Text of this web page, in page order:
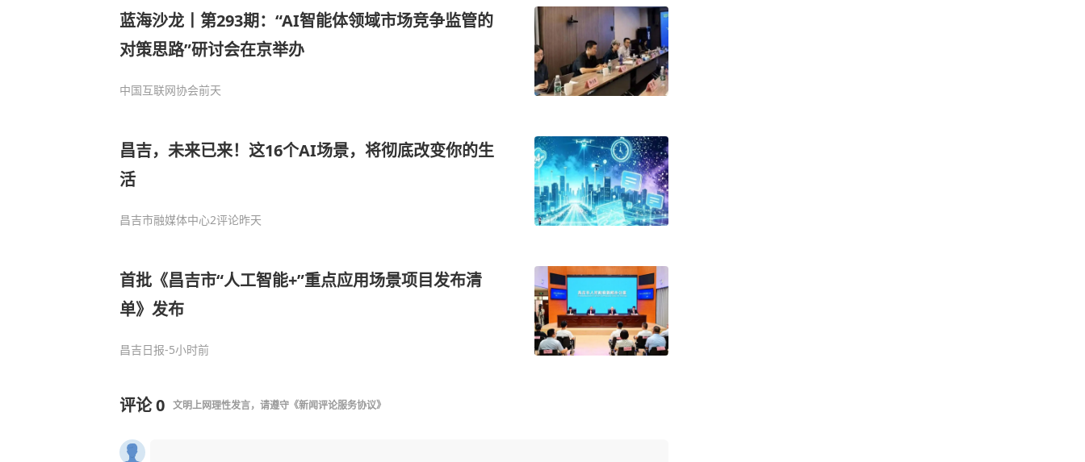
蓝海沙龙丨第293期：“AI智能体领域市场竞争监管的
对策思路”研讨会在京举办
中国互联网协会前天
昌吉，未来已来！这16个AI场景，将彻底改变你的生
活
昌吉市融媒体中心2评论昨天
首批《昌吉市“人工智能+”重点应用场景项目发布清
单》发布
昌吉日报-5小时前
评论0 文明上网理性发言，请遵守 《新闻评论服务协议》